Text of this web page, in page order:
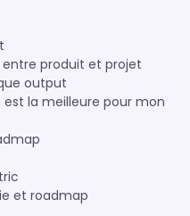
produit et projet
output
la meilleure pour mon
et roadmap